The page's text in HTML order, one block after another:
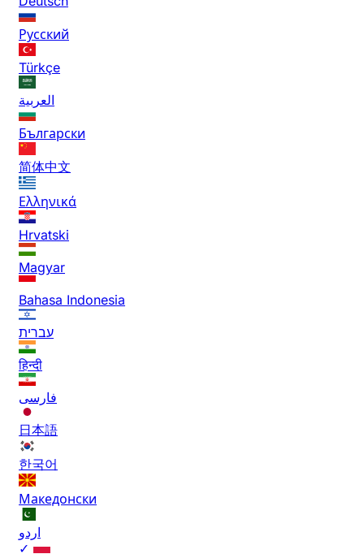
Русский
Türkçe
العربية
Български
简体中文
Ελληνικά
Hrvatski
Magyar
Bahasa Indonesia
עברית
हिन्दी
فارسی
日本語
한국어
Македонски
اردو
✓